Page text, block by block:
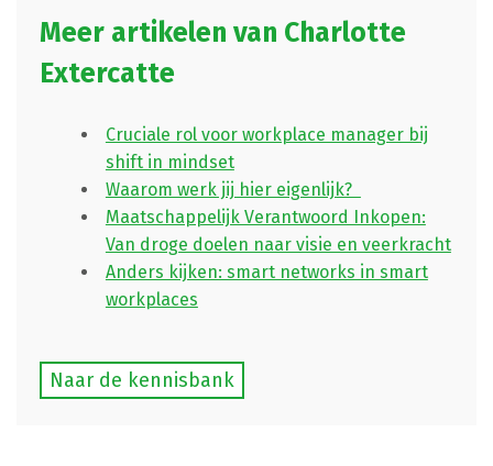
Meer artikelen van Charlotte
Extercatte
Cruciale rol voor workplace manager bij
shift in mindset
Waarom werk jij hier eigenlijk?
Maatschappelijk Verantwoord Inkopen:
Van droge doelen naar visie en veerkracht
Anders kijken: smart networks in smart
workplaces
Naar de kennisbank